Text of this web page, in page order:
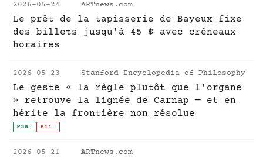
2026-05-24 ARTnews.com
Le prêt de la tapisserie de Bayeux fixe
des billets jusqu'à 45 $ avec créneaux
horaires
2026-05-23 Stanford Encyclopedia of Philosophy
Le geste « la règle plutôt que l'organe
» retrouve la lignée de Carnap — et en
hérite la frontière non résolue
P3a+ P11-
2026-05-21 ARTnews.com